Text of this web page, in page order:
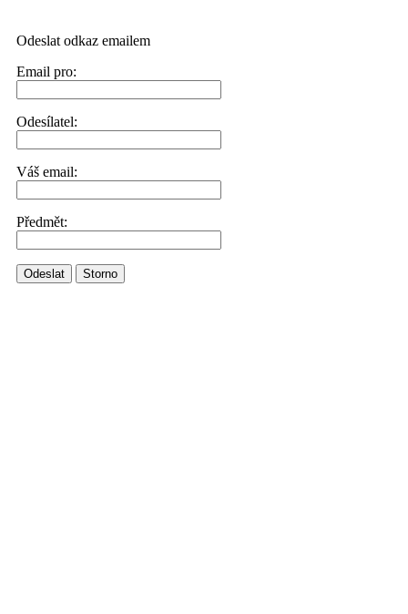
Odeslat odkaz emailem
Email pro:
Odesílatel:
Váš email:
Předmět:
Odeslat Storno